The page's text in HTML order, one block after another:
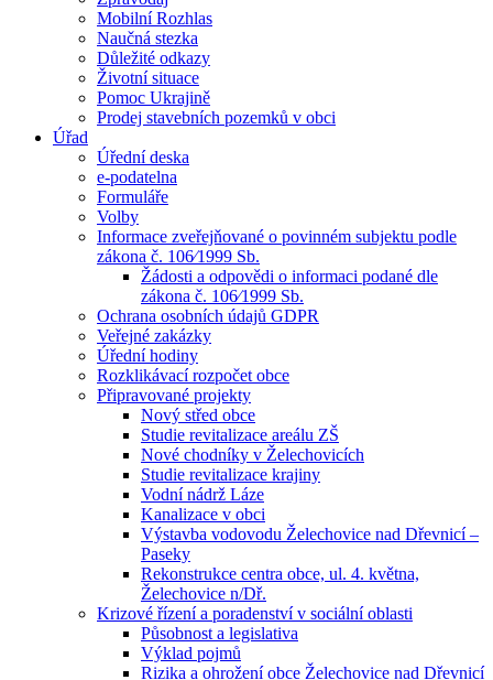
Mobilní Rozhlas
Naučná stezka
Důležité odkazy
Životní situace
Pomoc Ukrajině
Prodej stavebních pozemků v obci
Úřad
Úřední deska
e-podatelna
Formuláře
Volby
Informace zveřejňované o povinném subjektu podle
zákona č. 106⁄1999 Sb.
Žádosti a odpovědi o informaci podané dle
zákona č. 106⁄1999 Sb.
Ochrana osobních údajů GDPR
Veřejné zakázky
Úřední hodiny
Rozklikávací rozpočet obce
Připravované projekty
Nový střed obce
Studie revitalizace areálu ZŠ
Nové chodníky v Želechovicích
Studie revitalizace krajiny
Vodní nádrž Láze
Kanalizace v obci
Výstavba vodovodu Želechovice nad Dřevnicí –
Paseky
Rekonstrukce centra obce, ul. 4. května,
Želechovice n/Dř.
Krizové řízení a poradenství v sociální oblasti
Působnost a legislativa
Výklad pojmů
Rizika a ohrožení obce Želechovice nad Dřevnicí